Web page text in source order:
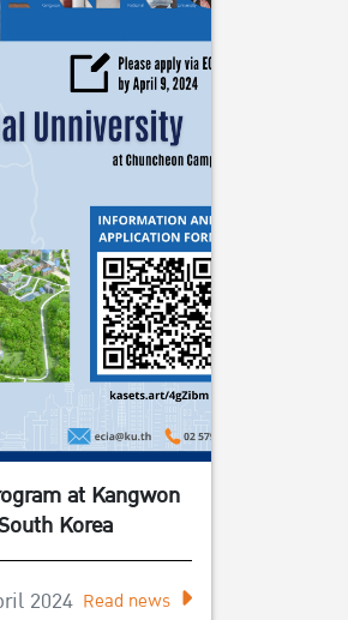
at Kangwon
Korea
2024 Read news